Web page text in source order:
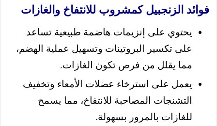
فوائد الزنجبيل كمشروب للانتفاخ والغازات
يحتوي على إنزيمات هاضمة طبيعية تساعد
على تكسير البروتينات وتسهيل عملية الهضم،
مما يقلل من فرص تكون الغازات.
يعمل على استرخاء عضلات الأمعاء وتخفيف
التشنجات المصاحبة للانتفاخ، مما يسمح
للغازات بالمرور بسهولة.